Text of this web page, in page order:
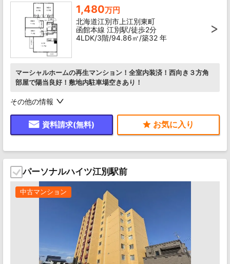
1,480万円
北海道江別市上江別東町
函館本線 江別駅/徒歩2分
4LDK/3階/94.86㎡/築32 年
マーシャルホームの再生マンション！全室内装済！西向き３方角
部屋で陽当良好！敷地内駐車場空きあり！
その他の情報
資料請求(無料)
パーソナルハイツ江別駅前
中古マンション